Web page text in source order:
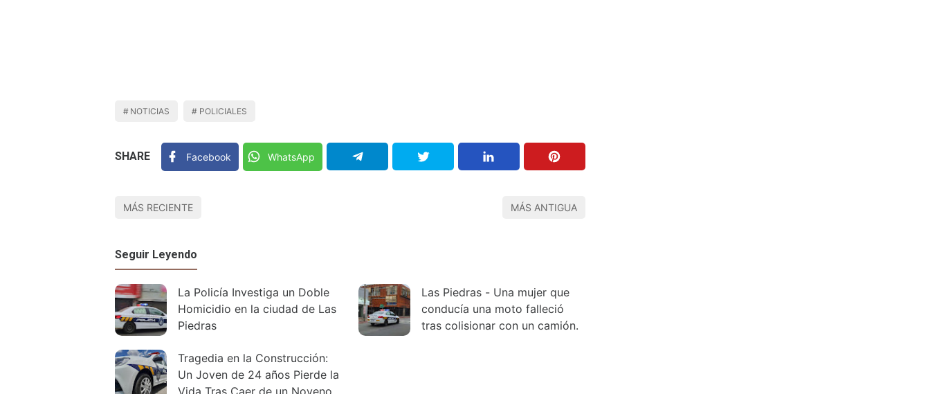
NOTICIAS POLICIALES
SHARE Facebook WhatsApp
MÁS RECIENTE MÁS ANTIGUA
Seguir Leyendo
La Policía Investiga un Doble
Homicidio en la ciudad de Las
Piedras
Las Piedras - Una mujer que
conducía una moto falleció
tras colisionar con un camión.
Tragedia en la Construcción:
Un Joven de 24 años Pierde la
Vida Tras Caer de un Noveno